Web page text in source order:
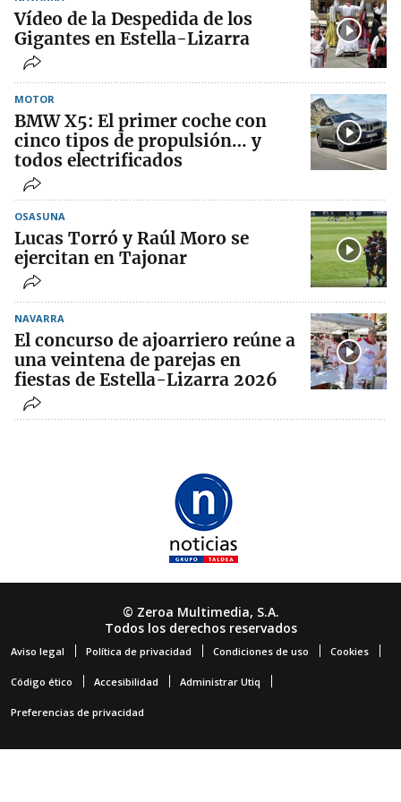
Vídeo de la Despedida de los
Gigantes en Estella-Lizarra
MOTOR
BMW X5: El primer coche con
cinco tipos de propulsión… y
todos electrificados
OSASUNA
Lucas Torró y Raúl Moro se
ejercitan en Tajonar
NAVARRA
El concurso de ajoarriero reúne a
una veintena de parejas en
fiestas de Estella-Lizarra 2026
© Zeroa Multimedia, S.A.
Todos los derechos reservados
Aviso legal Política de privacidad Condiciones de uso Cookies
Código ético Accesibilidad Administrar Utiq
Preferencias de privacidad